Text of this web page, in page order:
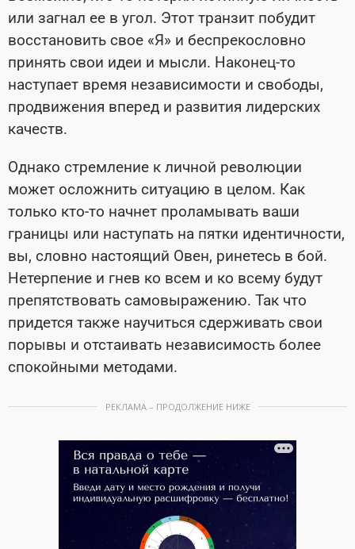
или загнал ее в угол. Этот транзит побудит
восстановить свое «Я» и беспрекословно
принять свои идеи и мысли. Наконец-то
наступает время независимости и свободы,
продвижения вперед и развития лидерских
качеств.
Однако стремление к личной революции
может осложнить ситуацию в целом. Как
только кто-то начнет проламывать ваши
границы или наступать на пятки идентичности,
вы, словно настоящий Овен, ринетесь в бой.
Нетерпение и гнев ко всем и ко всему будут
препятствовать самовыражению. Так что
придется также научиться сдерживать свои
порывы и отстаивать независимость более
спокойными методами.
РЕКЛАМА – ПРОДОЛЖЕНИЕ НИЖЕ